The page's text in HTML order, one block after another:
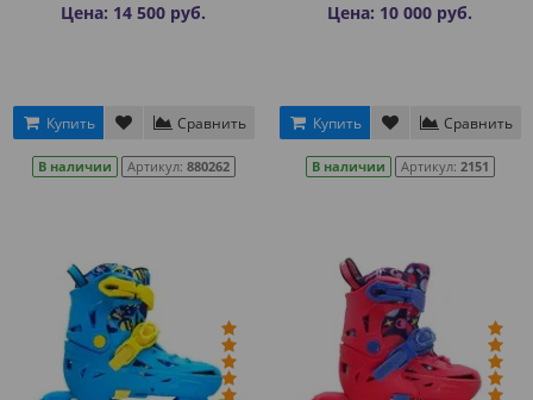
Цена: 14 500 руб.
Купить Сравнить
В наличии Артикул: 880262
Цена: 10 000 руб.
Купить Сравнить
В наличии Артикул: 2151